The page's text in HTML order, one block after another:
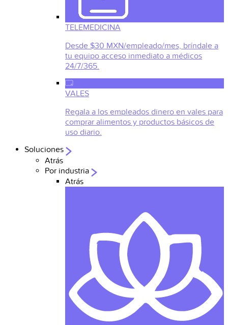
TELEMEDICINA
Desde $30 MXN/empleado/mes, bríndale a
tu equipo acceso inmediato a médicos
24/7/365.
VALES
Regala a los empleados dinero en vales para
comprar alimentos y productos básicos de
uso diario.
Soluciones
Atrás
Por industria
Atrás